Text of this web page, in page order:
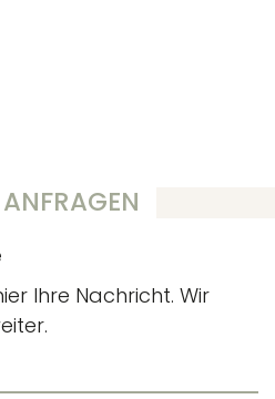
Ihre Nachricht. Wir